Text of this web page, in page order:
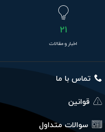
21
اخبار و مقالات
تماس با ما
قوانین
سوالات متداول